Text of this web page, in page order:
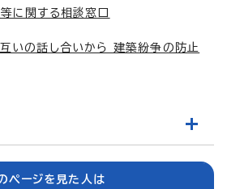
に関する相談窓口
いの話し合いから 建築紛争の防止
ページを見た人は